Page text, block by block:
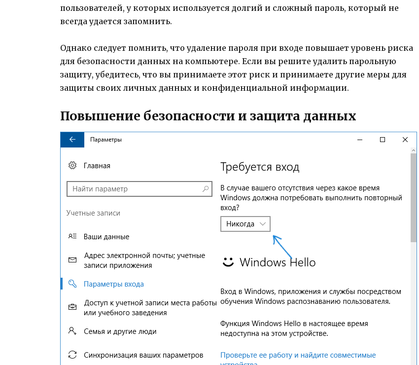
пользователей, у которых используется долгий и сложный пароль, который не
всегда удается запомнить.
Однако следует помнить, что удаление пароля при входе повышает уровень риска
для безопасности данных на компьютере. Если вы решите удалить парольную
защиту, убедитесь, что вы принимаете этот риск и принимаете другие меры для
защиты своих личных данных и конфиденциальной информации.
Повышение безопасности и защита данных